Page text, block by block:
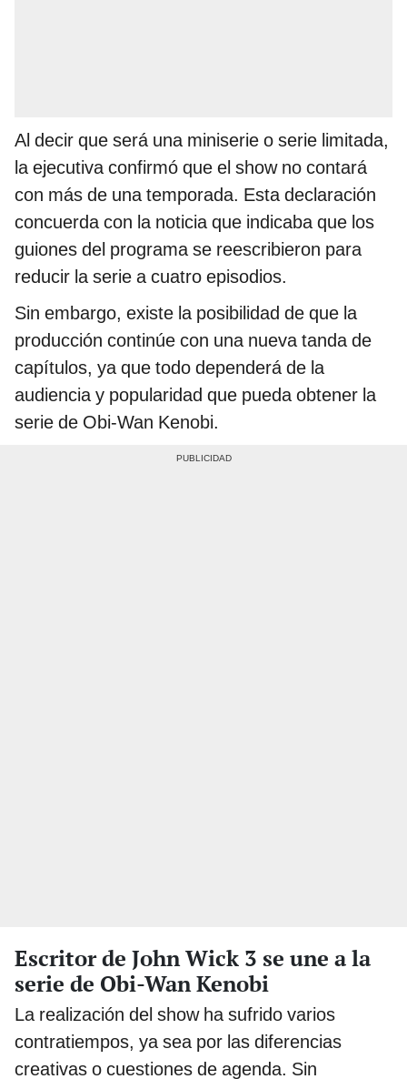
Al decir que será una miniserie o serie limitada,
la ejecutiva confirmó que el show no contará
con más de una temporada. Esta declaración
concuerda con la noticia que indicaba que los
guiones del programa se reescribieron para
reducir la serie a cuatro episodios.
Sin embargo, existe la posibilidad de que la
producción continúe con una nueva tanda de
capítulos, ya que todo dependerá de la
audiencia y popularidad que pueda obtener la
serie de Obi-Wan Kenobi.
Escritor de John Wick 3 se une a la
serie de Obi-Wan Kenobi
La realización del show ha sufrido varios
contratiempos, ya sea por las diferencias
creativas o cuestiones de agenda. Sin